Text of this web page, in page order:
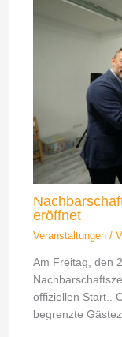
eröffnet
Veranstaltungen/
Am Freitag, den
offiziellen Start..
begrenzte